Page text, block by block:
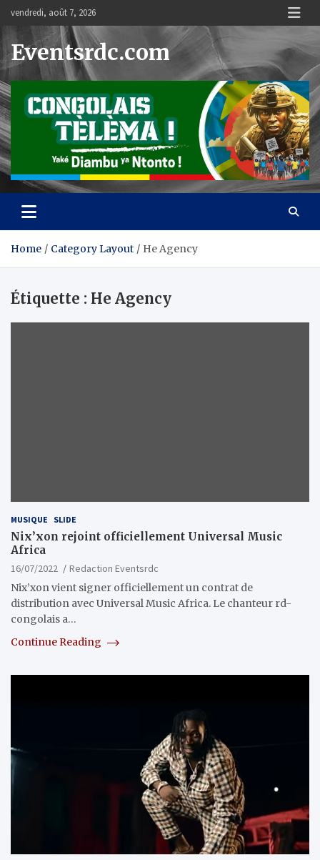
content
vendredi, août 7, 2026
Eventsrdc.com
Home Category Layout He Agency
Étiquette : He Agency
MUSIQUE SLIDE
Nix’xon rejoint officiellement Universal Music
Africa
16/07/2022
Redaction Eventsrdc
Nix’xon vient signer officiellement un contrat de
distribution avec Universal Music Africa. Le chanteur rd-
congolais a…
Continue Reading